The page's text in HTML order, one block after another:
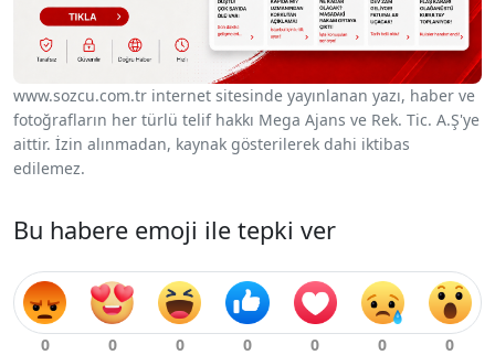
www.sozcu.com.tr internet sitesinde yayınlanan yazı, haber ve
fotoğrafların her türlü telif hakkı Mega Ajans ve Rek. Tic. A.Ş'ye
aittir. İzin alınmadan, kaynak gösterilerek dahi iktibas
edilemez.
Bu habere emoji ile tepki ver